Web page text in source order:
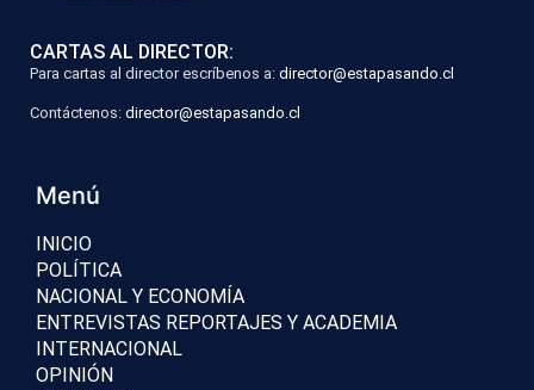
CARTAS AL DIRECTOR:
Para cartas al director escríbenos a: director@estapasando.cl
Contáctenos: director@estapasando.cl
Menú
INICIO
POLÍTICA
NACIONAL Y ECONOMÍA
ENTREVISTAS REPORTAJES Y ACADEMIA
INTERNACIONAL
OPINIÓN